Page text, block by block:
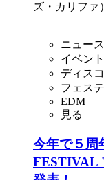
ズ・カリファ
ニュース
イベント
ディス
フェス
EDM
見る
今年で５周
FESTIVAL